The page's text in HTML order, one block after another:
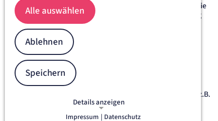
Das Gelenkzentrum am Tabea genießt in der Gelenkchirurgie
überregionalen Ruf und ist mit seiner Schwerpunktbildung
auch auf die operative Behandlung von Rheumatikern
spezialisiert. Unsere operative Abteilung erfüllt alle
Anforderungen an eine hoch spezialisierte, moderne
vorbeugende, wiederherstellende und gelenkersetzende
Rheumaorthopädie.
Rheumaorthopädie
Die Erkrankungen des rheumatischen Formenkreises, wie z.B.
chronische Polyarthritis (Rheumatoide Arthritis), eine
Gelenkbeteiligung bei Morbus Bechterew oder
Alle auswählen
Ablehnen
Speichern
Details anzeigen
Impressum | Datenschutz